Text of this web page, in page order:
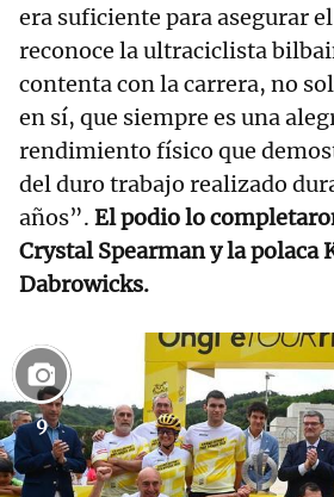
era suficiente para asegurar
reconoce la ultraciclista
contenta con la carrera, no
en sí, que siempre es una
rendimiento físico que
del duro trabajo realizado
años”. El podio lo
Crystal Spearman y la polaca
Dabrowicks.
9